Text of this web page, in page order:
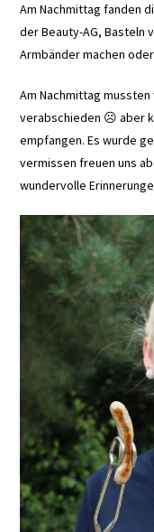
Am Nachmittag fanden
der Beauty-AG, Basteln
Armbänder machen
Am Nachmittag
verabschieden ☹ aber
empfangen. Es wurde
vermissen freuen uns
wundervolle